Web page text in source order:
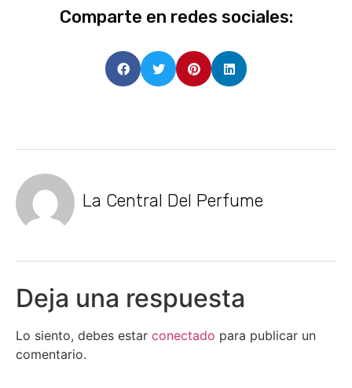
Comparte en redes sociales:
La Central Del Perfume
Deja una respuesta
Lo siento, debes estar conectado para publicar un
comentario.